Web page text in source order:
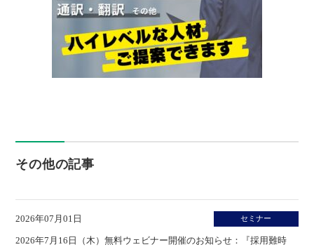
その他の記事
2026年07月01日 セミナー
2026年7月16日（木）無料ウェビナー開催のお知らせ：『採用難時